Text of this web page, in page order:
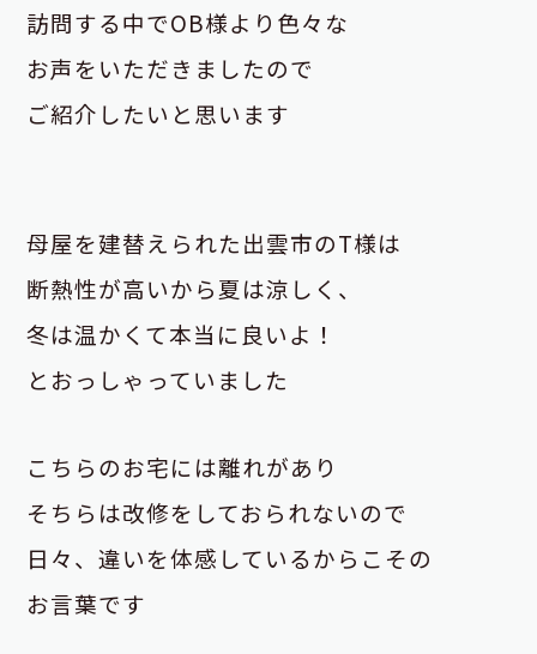
訪問する中でOB様より色々 な
お声をいただきましたので
ご紹介したいと思います
母屋を建替えられた出雲市のT様は
断熱性が高いから夏は涼しく、
冬は温かくて本当に良いよ！
とおっしゃっていました
こちらのお宅には離れがあり
そちらは改修をしておられないので
日々、違いを体感しているから こその
お言葉です